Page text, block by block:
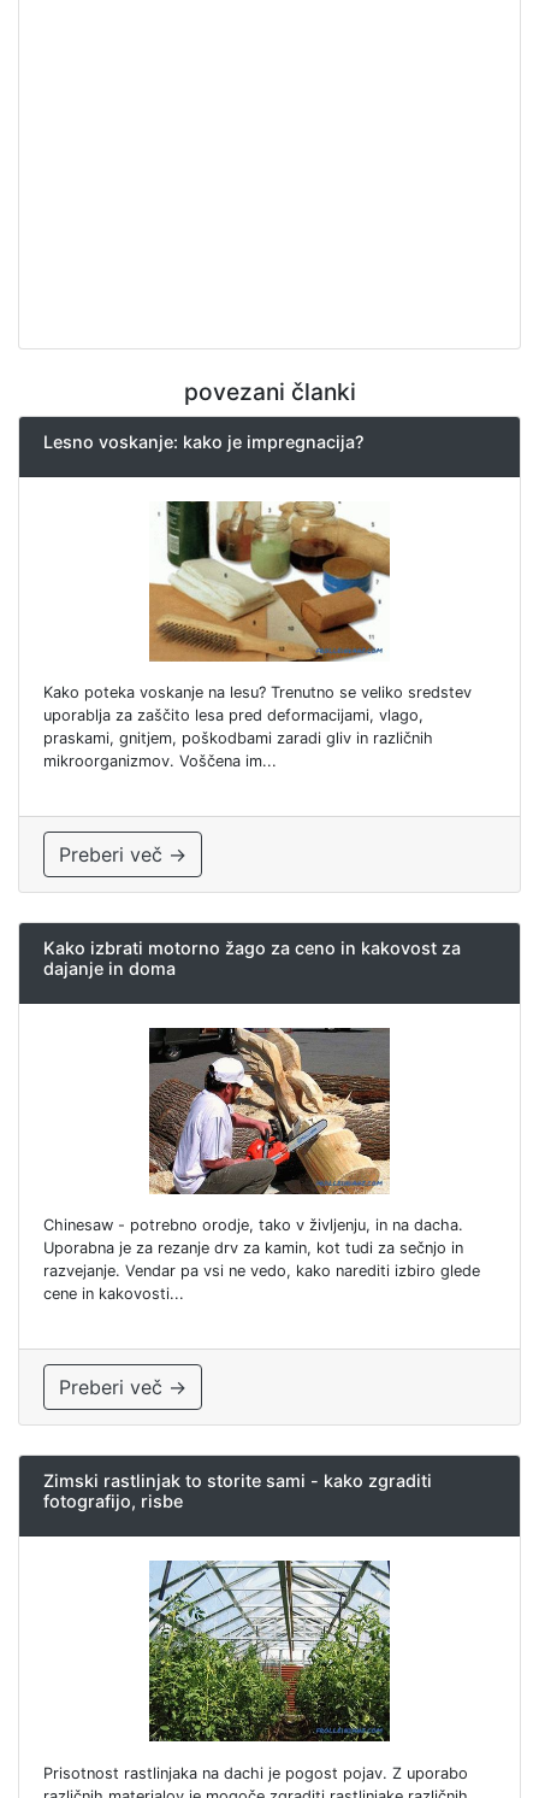
povezani članki
Lesno voskanje: kako je impregnacija?
Kako poteka voskanje na lesu? Trenutno se veliko sredstev
uporablja za zaščito lesa pred deformacijami, vlago,
praskami, gnitjem, poškodbami zaradi gliv in različnih
mikroorganizmov. Voščena im...
Preberi več →
Kako izbrati motorno žago za ceno in kakovost za
dajanje in doma
Chinesaw - potrebno orodje, tako v življenju, in na dacha.
Uporabna je za rezanje drv za kamin, kot tudi za sečnjo in
razvejanje. Vendar pa vsi ne vedo, kako narediti izbiro glede
cene in kakovosti...
Preberi več →
Zimski rastlinjak to storite sami - kako zgraditi
fotografijo, risbe
Prisotnost rastlinjaka na dachi je pogost pojav. Z uporabo